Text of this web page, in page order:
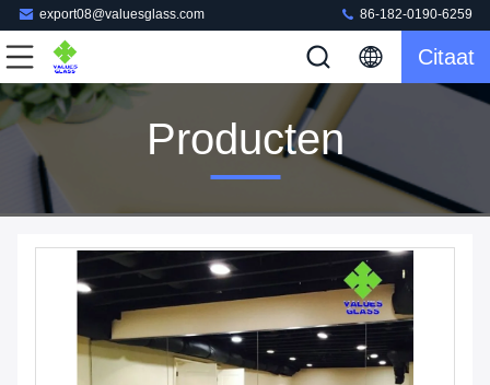
export08@valuesglass.com 86-182-0190-6259
Citaat
Producten